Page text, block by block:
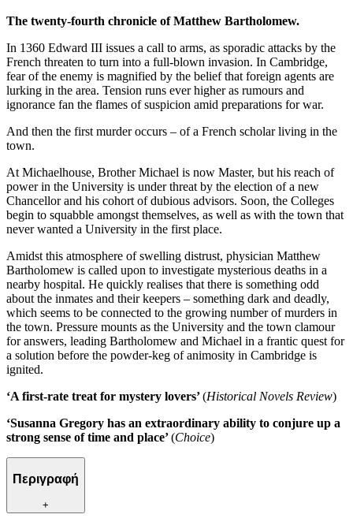
The twenty-fourth chronicle of Matthew Bartholomew.
In 1360 Edward III issues a call to arms, as sporadic attacks by the
French threaten to turn into a full-blown invasion. In Cambridge,
fear of the enemy is magnified by the belief that foreign agents are
lurking in the area. Tension runs ever higher as rumours and
ignorance fan the flames of suspicion amid preparations for war.
And then the first murder occurs – of a French scholar living in the
town.
At Michaelhouse, Brother Michael is now Master, but his reach of
power in the University is under threat by the election of a new
Chancellor and his cohort of dubious advisors. Soon, the Colleges
begin to squabble amongst themselves, as well as with the town that
never wanted a University in the first place.
Amidst this atmosphere of swelling distrust, physician Matthew
Bartholomew is called upon to investigate mysterious deaths in a
nearby hospital. He quickly realises that there is something odd
about the inmates and their keepers – something dark and deadly,
which seems to be connected to the growing number of murders in
the town. Pressure mounts as the University and the town clamour
for answers, leading Bartholomew and Michael in a frantic quest for
a solution before the powder-keg of animosity in Cambridge is
ignited.
‘A first-rate treat for mystery lovers’(Historical Novels Review)
‘Susanna Gregory has an extraordinary ability to conjure up a
strong sense of time and place’(Choice)
Περιγραφή
+